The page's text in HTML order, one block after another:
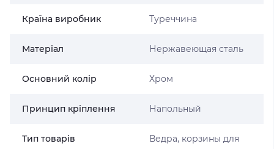
Країна виробник Туреччина
Матеріал Нержавеющая сталь
Основний колір Хром
Принцип кріплення Напольный
Тип товарів
Ведра, корзины для